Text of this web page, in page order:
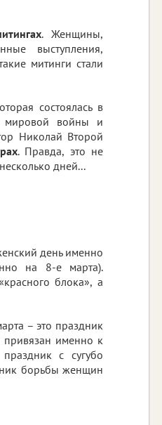
. Женщины,
выступления,
митинги стали
состоялась в
мировой войны и
Николай Второй
. Правда, это не
дней...
день именно
на 8-е марта).
блока», а
– это праздник
привязан именно к
с сугубо
борьбы женщин